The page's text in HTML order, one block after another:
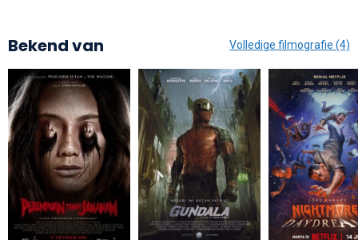
Bekend van Volledige filmografie (4)